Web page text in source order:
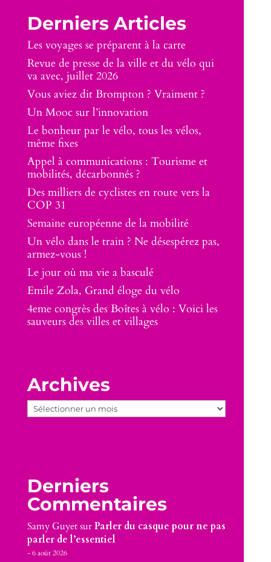
Derniers Articles
Les voyages se préparent à la carte
Revue de presse de la ville et du vélo qui
va avec, juillet 2026
Vous aviez dit Brompton ? Vraiment ?
Un Mooc sur l’innovation
Le bonheur par le vélo, tous les vélos,
même fixes
Appel à communications : Tourisme et
mobilités, décarbonnés ?
Des milliers de cyclistes en route vers la
COP 31
Semaine européenne de la mobilité
Un vélo dans le train ? Ne désespérez pas,
armez-vous !
Le jour où ma vie a basculé
Emile Zola, Grand éloge du vélo
4eme congrès des Boîtes à vélo : Voici les
sauveurs des villes et villages
Archives
Archives
Derniers
Commentaires
Samy GuyetsurParler du casque pour ne pas
parler de l’essentiel
6 août 2026